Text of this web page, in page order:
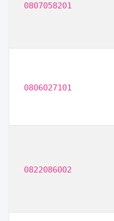
0807058201
0806027101
0822086002